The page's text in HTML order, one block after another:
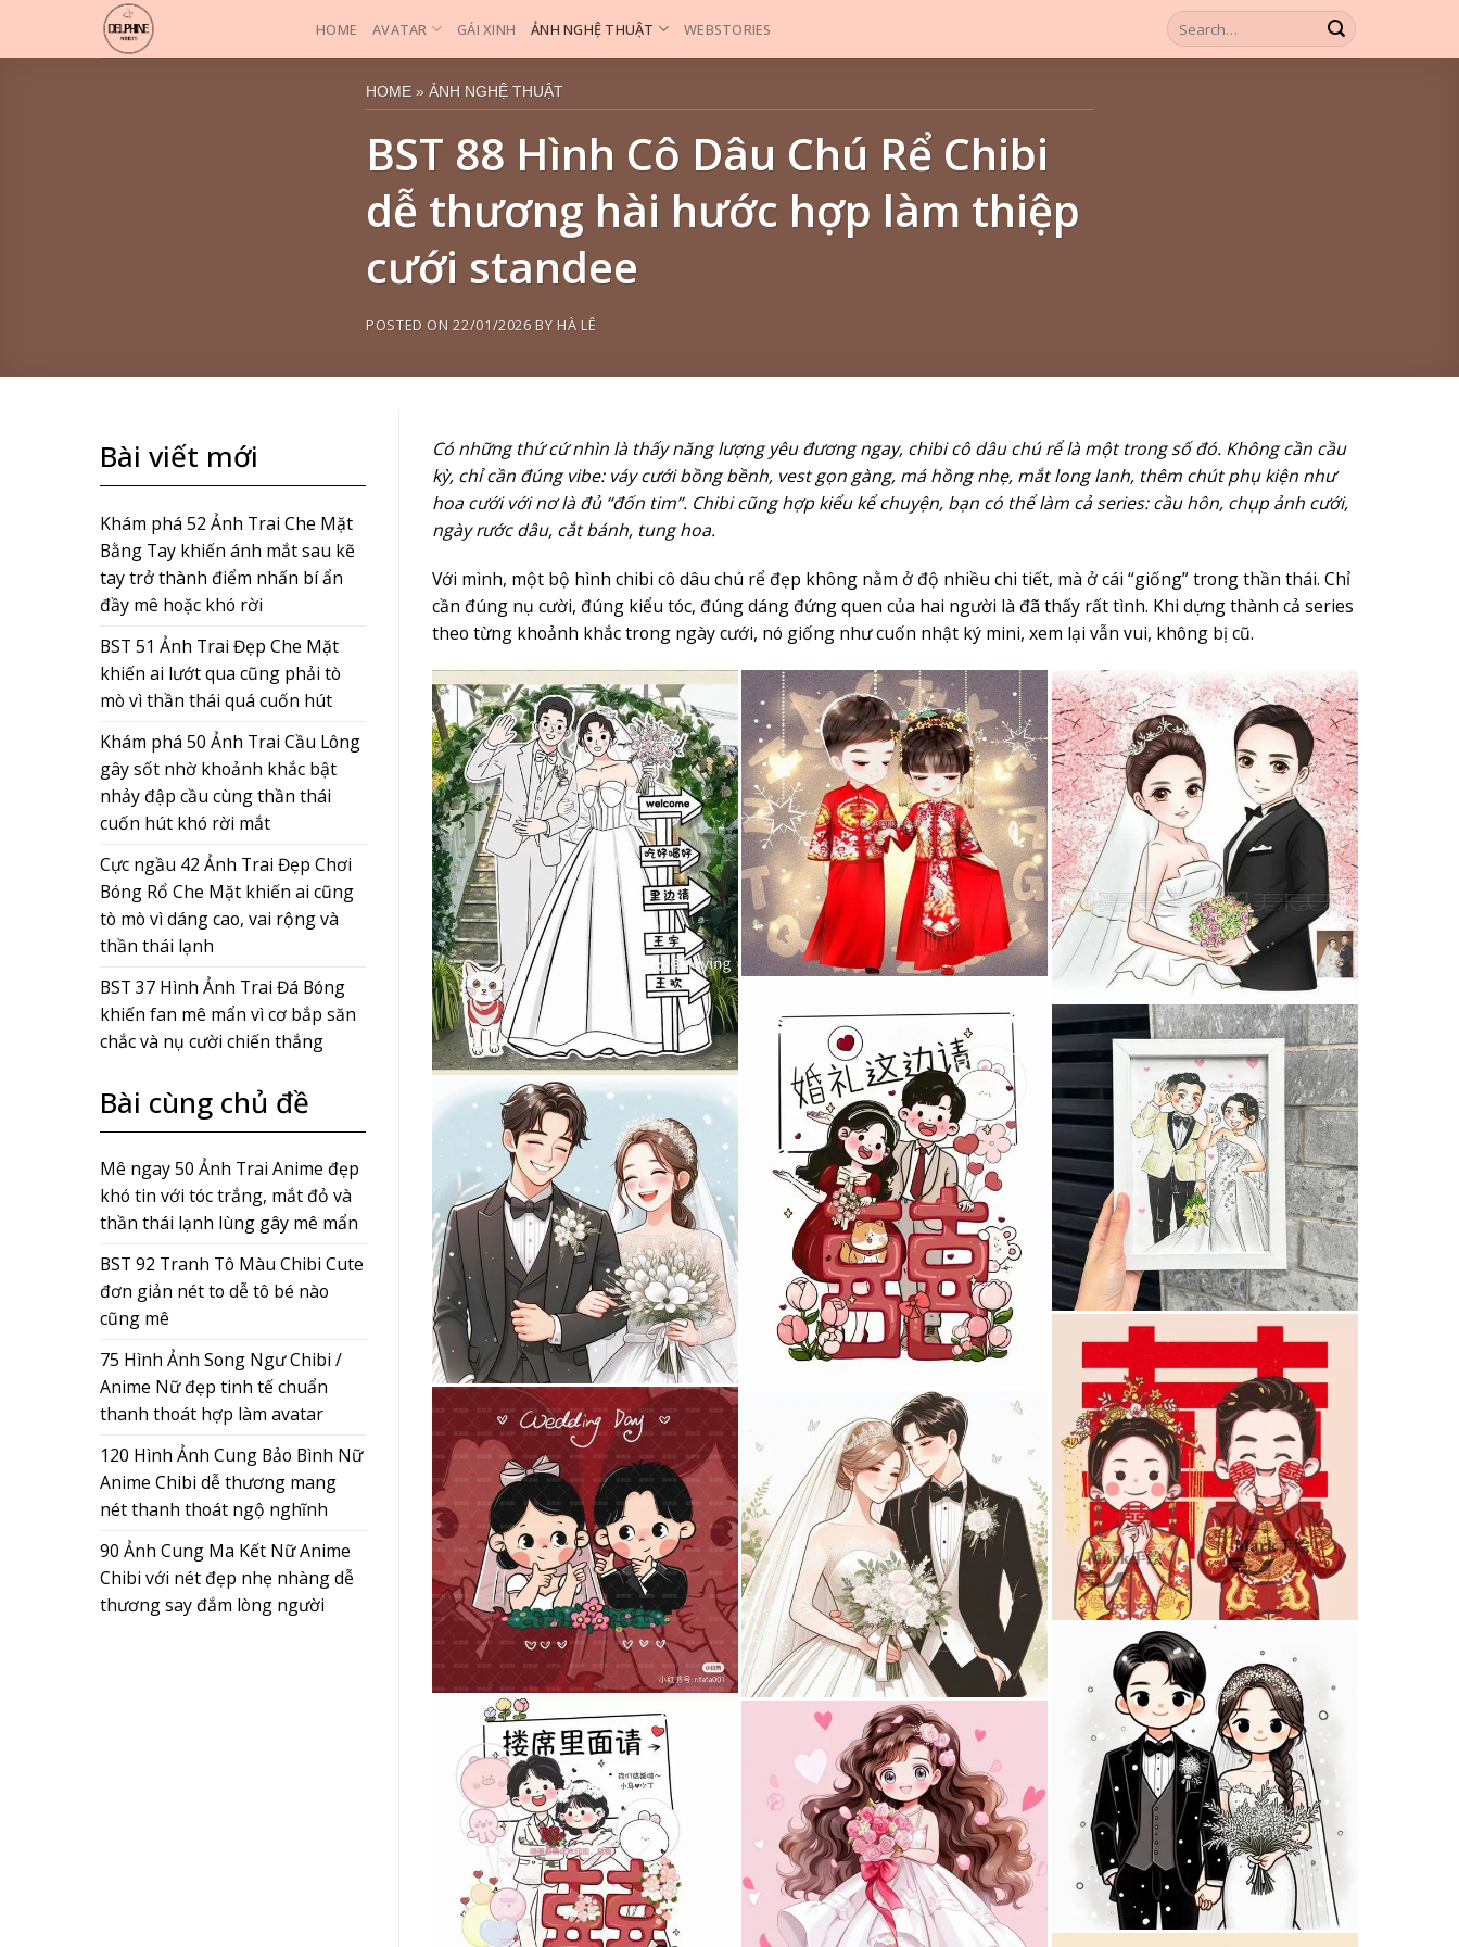
HOME AVATAR GÁI XINH ẢNH NGHỆ THUẬT WEBSTORIES
HOME » ẢNH NGHỆ THUẬT
BST 88 Hình Cô Dâu Chú Rể Chibi
dễ thương hài hước hợp làm thiệp
cưới standee
POSTED ON22/01/2026 BY HÀ LÊ
Bài viết mới
Khám phá 52 Ảnh Trai Che Mặt
Bằng Tay khiến ánh mắt sau kẽ
tay trở thành điểm nhấn bí ẩn
đầy mê hoặc khó rời
BST 51 Ảnh Trai Đẹp Che Mặt
khiến ai lướt qua cũng phải tò
mò vì thần thái quá cuốn hút
Khám phá 50 Ảnh Trai Cầu Lông
gây sốt nhờ khoảnh khắc bật
nhảy đập cầu cùng thần thái
cuốn hút khó rời mắt
Cực ngầu 42 Ảnh Trai Đẹp Chơi
Bóng Rổ Che Mặt khiến ai cũng
tò mò vì dáng cao, vai rộng và
thần thái lạnh
BST 37 Hình Ảnh Trai Đá Bóng
khiến fan mê mẩn vì cơ bắp săn
chắc và nụ cười chiến thắng
Bài cùng chủ đề
Mê ngay 50 Ảnh Trai Anime đẹp
khó tin với tóc trắng, mắt đỏ và
thần thái lạnh lùng gây mê mẩn
BST 92 Tranh Tô Màu Chibi Cute
đơn giản nét to dễ tô bé nào
cũng mê
75 Hình Ảnh Song Ngư Chibi /
Anime Nữ đẹp tinh tế chuẩn
thanh thoát hợp làm avatar
120 Hình Ảnh Cung Bảo Bình Nữ
Anime Chibi dễ thương mang
nét thanh thoát ngộ nghĩnh
90 Ảnh Cung Ma Kết Nữ Anime
Chibi với nét đẹp nhẹ nhàng dễ
thương say đắm lòng người
Có những thứ cứ nhìn là thấy năng lượng yêu đương ngay, chibi cô dâu chú rể là một trong số đó. Không cần cầu
kỳ, chỉ cần đúng vibe: váy cưới bồng bềnh, vest gọn gàng, má hồng nhẹ, mắt long lanh, thêm chút phụ kiện như
hoa cưới với nơ là đủ “đốn tim”. Chibi cũng hợp kiểu kể chuyện, bạn có thể làm cả series: cầu hôn, chụp ảnh cưới,
ngày rước dâu, cắt bánh, tung hoa.
Với mình, một bộ hình chibi cô dâu chú rể đẹp không nằm ở độ nhiều chi tiết, mà ở cái “giống” trong thần thái. Chỉ
cần đúng nụ cười, đúng kiểu tóc, đúng dáng đứng quen của hai người là đã thấy rất tình. Khi dựng thành cả series
theo từng khoảnh khắc trong ngày cưới, nó giống như cuốn nhật ký mini, xem lại vẫn vui, không bị cũ.